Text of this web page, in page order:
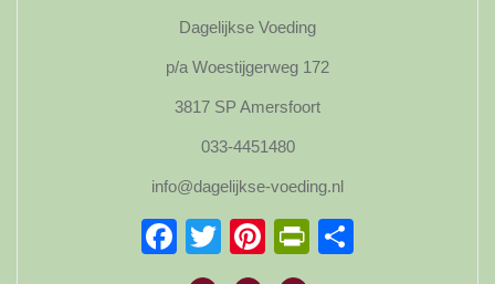
Dagelijkse Voeding
p/a Woestijgerweg 172
3817 SP Amersfoort
033-4451480
info@dagelijkse-voeding.nl
Facebook
TwitterPinterest